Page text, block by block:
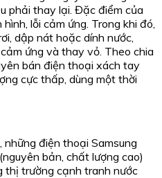
phải thay lại. Đặc điểm của
lỗi cảm ứng. Trong khi đó,
dập nát hoặc dính nước,
ứng và thay vỏ. Theo chia
bán điện thoại xách tay
cực thấp, dùng một thời
những điện thoại Samsung
bản, chất lượng cao)
thị trường cạnh tranh nước